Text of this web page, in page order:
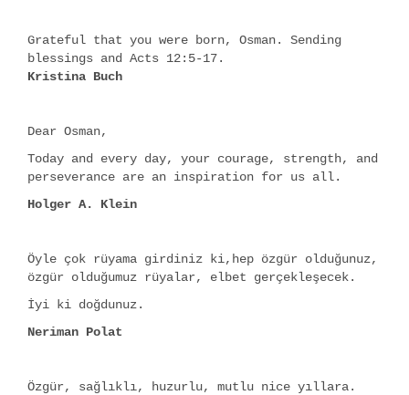
Grateful that you were born, Osman. Sending
blessings and Acts 12:5-17.
Kristina Buch
Dear Osman,
Today and every day, your courage, strength, and
perseverance are an inspiration for us all.
Holger A. Klein
Öyle çok rüyama girdiniz ki,hep özgür olduğunuz,
özgür olduğumuz rüyalar, elbet gerçekleşecek.
İyi ki doğdunuz.
Neriman Polat
Özgür, sağlıklı, huzurlu, mutlu nice yıllara.